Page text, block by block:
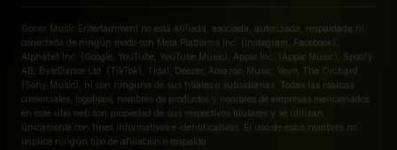
Goner Music Entertainment no está afiliada, asociada, autorizada, respaldada ni
conectada de ningún modo con Meta Platforms Inc. (Instagram, Facebook),
Alphabet Inc. (Google, YouTube, YouTube Music), Apple Inc. (Apple Music), Spotify
AB, ByteDance Ltd. (TikTok), Tidal, Deezer, Amazon Music, Vevo, The Orchard
(Sony Music), ni con ninguna de sus filiales o subsidiarias. Todas las marcas
comerciales, logotipos, nombres de productos y nombres de empresas mencionados
en este sitio web son propiedad de sus respectivos titulares y se utilizan
únicamente con fines informativos e identificativos. El uso de estos nombres no
implica ningún tipo de afiliación o respaldo.